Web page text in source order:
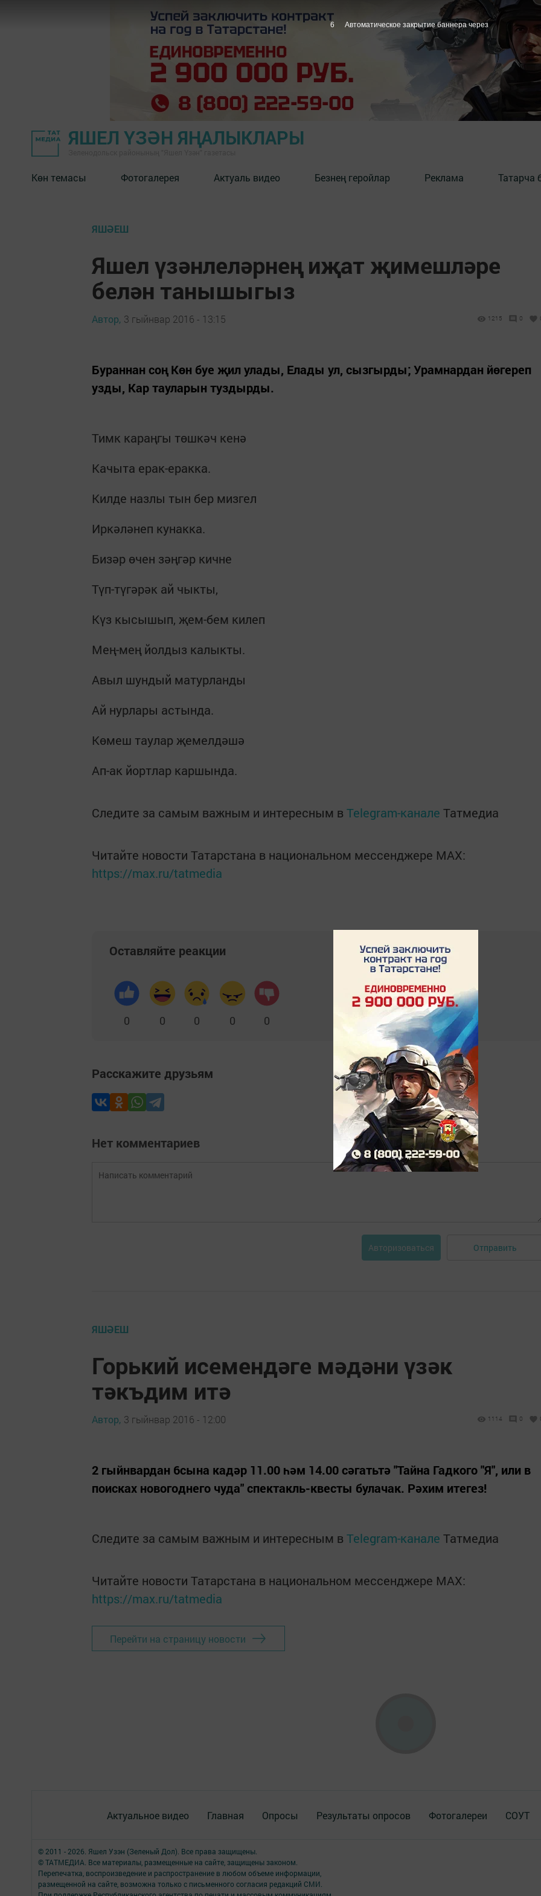
ЯШЕЛ ҮЗӘН ЯҢАЛЫКЛАРЫ
Көн темасы Фотогалерея Актуаль видео Безнең геройлар Реклама Татарча
ЯШӘЕШ
Яшел үзәнлеләрнең иҗат җимешләре
белән танышыгыз
Автор, 3 гыйнвар 2016 - 13:15 1215 0
Бураннан соң Көн буе җил улады, Елады ул, сызгырды; Урамнардан йөгереп
узды, Кар тауларын туздырды.
Тимк караңгы төшкәч кенә
Качыта ерак-еракка.
Килде назлы тын бер мизгел
Иркәләнеп кунакка.
Бизәр өчен зәңгәр кичне
Түп-түгәрәк ай чыкты,
Күз кысышып, җем-бем килеп
Мең-мең йолдыз калыкты.
Авыл шундый матурланды
Ай нурлары астында.
Көмеш таулар җемелдәшә
Ап-ак йортлар каршында.
Следите за самым важным и интересным в Telegram-канале Татмедиа
Читайте новости Татарстана в национальном мессенджере MАХ:
https://max.ru/tatmedia
Оставляйте реакции
0 0 0 0 0
Расскажите друзьям
Нет комментариев
Авторизоваться Отправить
ЯШӘЕШ
Горький исемендәге мәдәни үзәк
тәкъдим итә
Автор, 3 гыйнвар 2016 - 12:00 1114 0
2 гыйнвардан 6сына кадәр 11.00 һәм 14.00 сәгатьтә "Тайна Гадкого "Я", или в
поисках новогоднего чуда" спектакль-квесты булачак. Рәхим итегез!
Следите за самым важным и интересным в Telegram-канале Татмедиа
Читайте новости Татарстана в национальном мессенджере MАХ:
https://max.ru/tatmedia
Перейти на страницу новости
Актуальное видео Главная Опросы Результаты опросов Фотогалереи СОУТ
© 2011 - 2026. Яшел Узэн (Зеленый Дол). Все права защищены.
© ТАТМЕДИА. Все материалы, размещенные на сайте, защищены законом.
Перепечатка, воспроизведение и распространение в любом объеме информации,
размещенной на сайте, возможна только с письменного согласия редакций СМИ.
5 Автоматическое закрытие баннера через